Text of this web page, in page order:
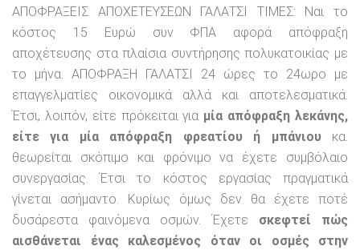
ΑΠΟΦΡΑΞΕΙΣ ΑΠΟΧΕΤΕΥΣΕΩΝ ΓΑΛΑΤΣΙ ΤΙΜΕΣ: Ναι το
κόστος 15 Ευρώ συν ΦΠΑ αφορά απόφραξη
αποχέτευσης στα πλαίσια συντήρησης πολυκατοικίας με
το μήνα. ΑΠΟΦΡΑΞΗ ΓΑΛΑΤΣΙ 24 ώρες το 24ωρο με
επαγγελματίες οικονομικά αλλά και αποτελεσματικά.
Έτσι, λοιπόν, είτε πρόκειται για μία απόφραξη λεκάνης,
είτε για μία απόφραξη φρεατίου ή μπάνιουκα.
θεωρείται σκόπιμο και φρόνιμο να έχετε συμβόλαιο
συνεργασίας. Έτσι το κόστος εργασίας πραγματικά
γίνεται ασήμαντο. Κυρίως όμως δεν θα έχετε ποτέ
δυσάρεστα φαινόμενα οσμών. Έχετε σκεφτεί πώς
αισθάνεται ένας καλεσμένος όταν οι οσμές στην